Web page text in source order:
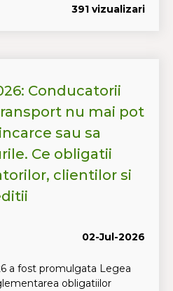
391 vizualizari
Conducatorii
nu mai pot
sau sa
Ce obligatii
clientilor si
02-Jul-2026
a fost promulgata Legea
obligatiilor